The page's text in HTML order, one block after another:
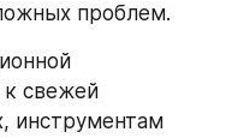
проблем.
к свежей
инструментам